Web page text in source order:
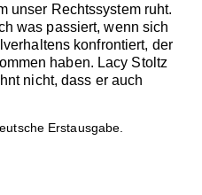
unser Rechtssystem ruht.
was passiert, wenn sich
konfrontiert, der
haben. Lacy Stoltz
nicht, dass er auch
Erstausgabe.